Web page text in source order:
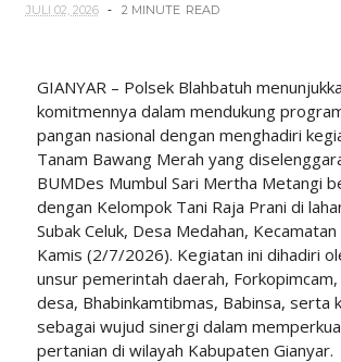
JULI 02, 2026 2 MINUTE READ
GIANYAR – Polsek Blahbatuh
komitmennya dalam mendukung
pangan nasional dengan menghadiri
Tanam Bawang Merah yang
BUMDes Mumbul Sari Mertha Metangi
dengan Kelompok Tani Raja Prani di
Subak Celuk, Desa Medahan,
Kamis (2/7/2026). Kegiatan ini dihadiri
unsur pemerintah daerah,
desa, Bhabinkamtibmas, Babinsa, serta
sebagai wujud sinergi dalam
pertanian di wilayah Kabupaten Gianyar.